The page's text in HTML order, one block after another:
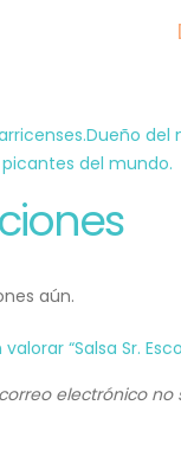
del mundo.
aún.
“Salsa Sr.
electrónico no